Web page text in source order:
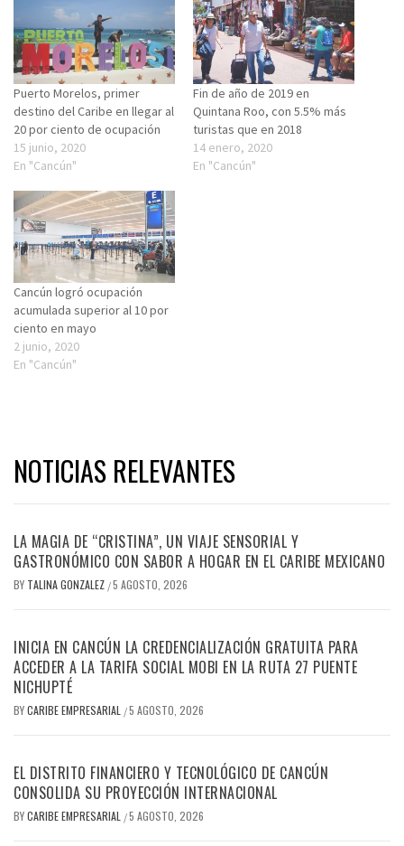
Puerto Morelos, primer
destino del Caribe en llegar al
20 por ciento de ocupación
15 junio, 2020
En "Cancún"
Fin de año de 2019 en
Quintana Roo, con 5.5% más
turistas que en 2018
14 enero, 2020
En "Cancún"
Cancún logró ocupación
acumulada superior al 10 por
ciento en mayo
2 junio, 2020
En "Cancún"
NOTICIAS RELEVANTES
LA MAGIA DE “CRISTINA”, UN VIAJE SENSORIAL Y
GASTRONÓMICO CON SABOR A HOGAR EN EL CARIBE MEXICANO
BY TALINA GONZALEZ /5 AGOSTO, 2026
INICIA EN CANCÚN LA CREDENCIALIZACIÓN GRATUITA PARA
ACCEDER A LA TARIFA SOCIAL MOBI EN LA RUTA 27 PUENTE
NICHUPTÉ
BYCARIBE EMPRESARIAL /5 AGOSTO, 2026
EL DISTRITO FINANCIERO Y TECNOLÓGICO DE CANCÚN
CONSOLIDA SU PROYECCIÓN INTERNACIONAL
BYCARIBE EMPRESARIAL /5 AGOSTO, 2026